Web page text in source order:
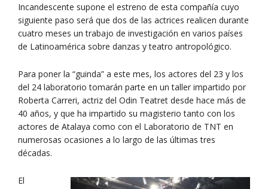
Incandescente supone el estreno de esta compañía cuyo
siguiente paso será que dos de las actrices realicen durante
cuatro meses un trabajo de investigación en varios países
de Latinoamérica sobre danzas y teatro antropológico.
Para poner la “guinda” a este mes, los actores del 23 y los
del 24 laboratorio tomarán parte en un taller impartido por
Roberta Carreri, actriz del Odin Teatret desde hace más de
40 años, y que ha impartido su magisterio tanto con los
actores de Atalaya como con el Laboratorio de TNT en
numerosas ocasiones a lo largo de las últimas tres
décadas.
El